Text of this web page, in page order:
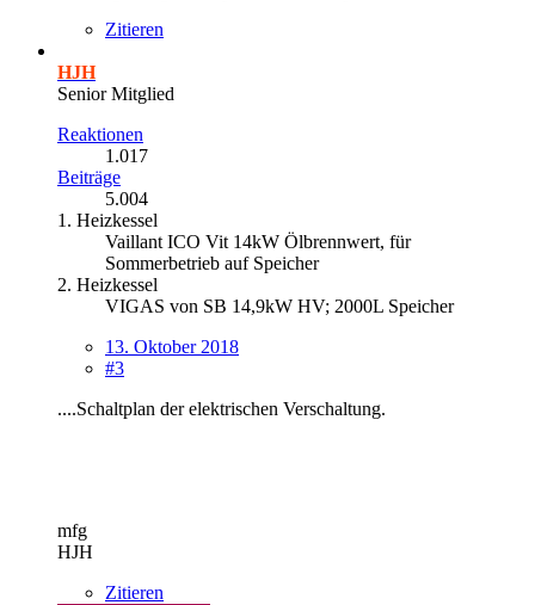
Zitieren
HJH
Senior Mitglied
Reaktionen
1.017
Beiträge
5.004
1. Heizkessel
Vaillant ICO Vit 14kW Ölbrennwert, für
Sommerbetrieb auf Speicher
2. Heizkessel
VIGAS von SB 14,9kW HV; 2000L Speicher
13. Oktober 2018
#3
....Schaltplan der elektrischen Verschaltung.
mfg
HJH
Zitieren